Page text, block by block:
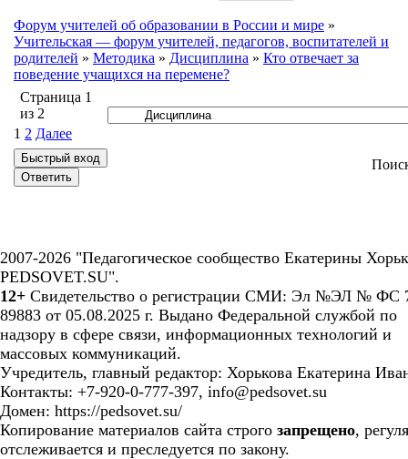
Форум учителей об образовании в России и мире »
Учительская — форум учителей, педагогов, воспитателей и
родителей » Методика » Дисциплина » Кто отвечает за
поведение учащихся на перемене?
Страница 1
из 2
1 2 Далее
2007-2026 "Педагогическое сообщество Екатерины
PEDSOVET.SU".
12+ Свидетельство о регистрации СМИ: Эл №ЭЛ № ФС
89883 от 05.08.2025 г. Выдано Федеральной службой по
надзору в сфере связи, информационных технологий и
массовых коммуникаций.
Учредитель, главный редактор: Хорькова Екатерина
Контакты: +7-920-0-777-397, info@pedsovet.su
Домен: https://pedsovet.su/
Копирование материалов сайта строго запрещено,
отслеживается и преследуется по закону.